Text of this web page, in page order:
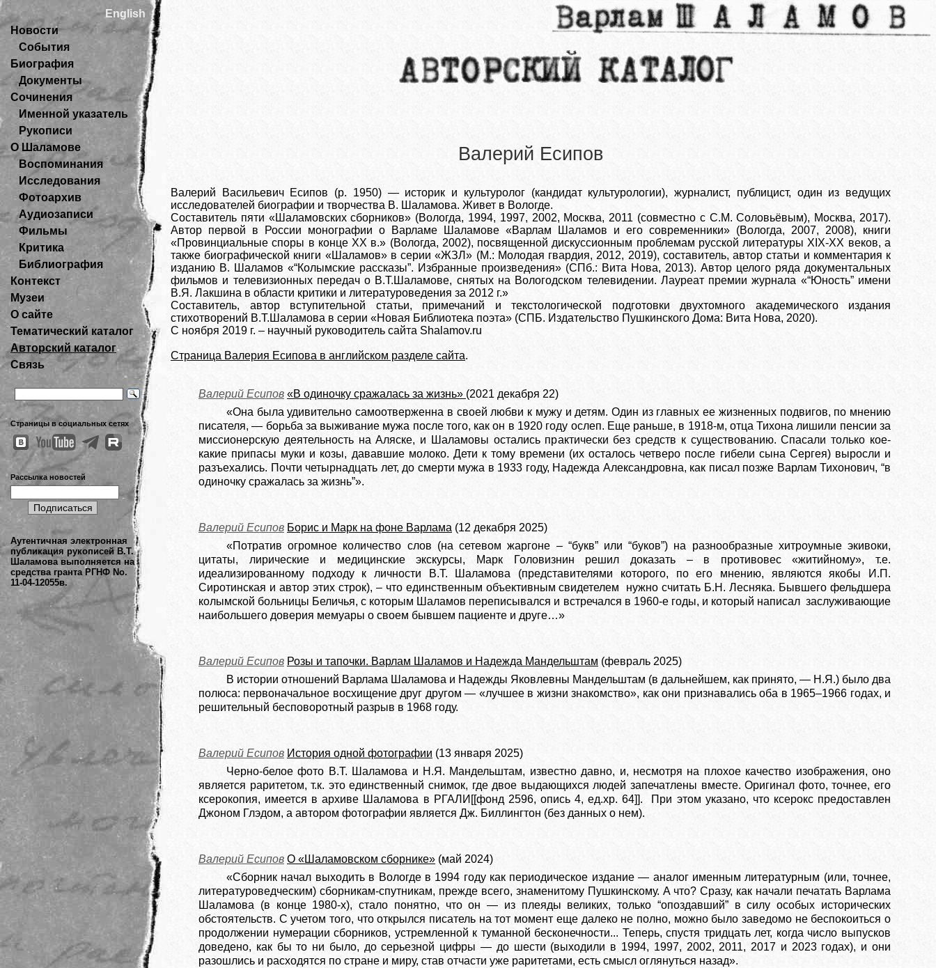
English
Новости
События
Биография
Документы
Сочинения
Именной указатель
Рукописи
О Шаламове
Воспоминания
Исследования
Фотоархив
Аудиозаписи
Фильмы
Критика
Библиография
Контекст
Музеи
О сайте
Тематический каталог
Авторский каталог
Связь
Страницы в социальных сетях
Рассылка новостей
Аутентичная электронная
публикация рукописей В.Т.
Шаламова выполняется на
средства гранта РГНФ No.
11-04-12055в.
Валерий Есипов
Валерий Васильевич Есипов (р. 1950) — историк и культуролог (кандидат культурологии), журналист, публицист, один из ведущих
исследователей биографии и творчества В. Шаламова. Живет в Вологде.
Составитель пяти «Шаламовских сборников» (Вологда, 1994, 1997, 2002, Москва, 2011 (совместно с С.М. Соловьёвым), Москва, 2017).
Автор первой в России монографии о Варламе Шаламове «Варлам Шаламов и его современники» (Вологда, 2007, 2008), книги
«Провинциальные споры в конце XX в.» (Вологда, 2002), посвященной дискуссионным проблемам русской литературы XIX-XX веков, а
также биографической книги «Шаламов» в серии «ЖЗЛ» (М.: Молодая гвардия, 2012, 2019), составитель, автор статьи и комментария к
изданию В. Шаламов «“Колымские рассказы”. Избранные произведения» (СПб.: Вита Нова, 2013). Автор целого ряда документальных
фильмов и телевизионных передач о В.Т.Шаламове, снятых на Вологодском телевидении. Лауреат премии журнала «“Юность” имени
В.Я. Лакшина в области критики и литературоведения за 2012 г.»
Составитель, автор вступительной статьи, примечаний и текстологической подготовки двухтомного академического издания
стихотворений В.Т.Шаламова в серии «Новая Библиотека поэта» (СПБ. Издательство Пушкинского Дома: Вита Нова, 2020).
С ноября 2019 г. – научный руководитель сайта Shalamov.ru
Страница Валерия Есипова в английском разделе сайта.
Валерий Есипов «В одиночку сражалась за жизнь» (2021 декабря 22)
«Она была удивительно самоотверженна в своей любви к мужу и детям. Один из главных ее жизненных подвигов, по мнению
писателя, — борьба за выживание мужа после того, как он в 1920 году ослеп. Еще раньше, в 1918-м, отца Тихона лишили пенсии за
миссионерскую деятельность на Аляске, и Шаламовы остались практически без средств к существованию. Спасали только кое-
какие припасы муки и козы, дававшие молоко. Дети к тому времени (их осталось четверо после гибели сына Сергея) выросли и
разъехались. Почти четырнадцать лет, до смерти мужа в 1933 году, Надежда Александровна, как писал позже Варлам Тихонович, “в
одиночку сражалась за жизнь”».
Валерий Есипов Борис и Марк на фоне Варлама (12 декабря 2025)
«Потратив огромное количество слов (на сетевом жаргоне – “букв” или “буков”) на разнообразные хитроумные экивоки,
цитаты, лирические и медицинские экскурсы, Марк Головизнин решил доказать – в противовес «житийному», т.е.
идеализированному подходу к личности В.Т. Шаламова (представителями которого, по его мнению, являются якобы И.П.
Сиротинская и автор этих строк), – что единственным объективным свидетелем нужно считать Б.Н. Лесняка. Бывшего фельдшера
колымской больницы Беличья, с которым Шаламов переписывался и встречался в 1960-е годы, и который написал заслуживающие
наибольшего доверия мемуары о своем бывшем пациенте и друге…»
Валерий Есипов Розы и тапочки. Варлам Шаламов и Надежда Мандельштам (февраль 2025)
В истории отношений Варлама Шаламова и Надежды Яковлевны Мандельштам (в дальнейшем, как принято, — Н.Я.) было два
полюса: первоначальное восхищение друг другом — «лучшее в жизни знакомство», как они признавались оба в 1965–1966 годах, и
решительный бесповоротный разрыв в 1968 году.
Валерий Есипов История одной фотографии (13 января 2025)
Черно-белое фото В.Т. Шаламова и Н.Я. Мандельштам, известно давно, и, несмотря на плохое качество изображения, оно
является раритетом, т.к. это единственный снимок, где двое выдающихся людей запечатлены вместе. Оригинал фото, точнее, его
ксерокопия, имеется в архиве Шаламова в РГАЛИ[[фонд 2596, опись 4, ед.хр. 64]]. При этом указано, что ксерокс предоставлен
Джоном Глэдом, а автором фотографии является Дж. Биллингтон (без данных о нем).
Валерий Есипов О «Шаламовском сборнике» (май 2024)
«Сборник начал выходить в Вологде в 1994 году как периодическое издание — аналог именным литературным (или, точнее,
литературоведческим) сборникам-спутникам, прежде всего, знаменитому Пушкинскому. А что? Сразу, как начали печатать Варлама
Шаламова (в конце 1980-х), стало понятно, что он — из плеяды великих, только “опоздавший” в силу особых исторических
обстоятельств. С учетом того, что открылся писатель на тот момент еще далеко не полно, можно было заведомо не беспокоиться о
продолжении нумерации сборников, устремленной к туманной бесконечности... Теперь, спустя тридцать лет, когда число выпусков
доведено, как бы то ни было, до серьезной цифры — до шести (выходили в 1994, 1997, 2002, 2011, 2017 и 2023 годах), и они
разошлись и расходятся по стране и миру, став отчасти уже раритетами, есть смысл оглянуться назад».